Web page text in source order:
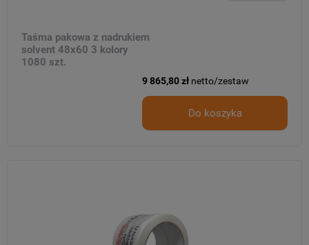
Taśma pakowa z nadrukiem
solvent 48x60 3 kolory
1080 szt.
9 865,80 zł netto/zestaw
Do koszyka